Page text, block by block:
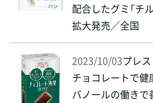
配合したグミ「チ
拡大発売／全国
2023/10/03プレ
チョコレートで健
バノールの働き